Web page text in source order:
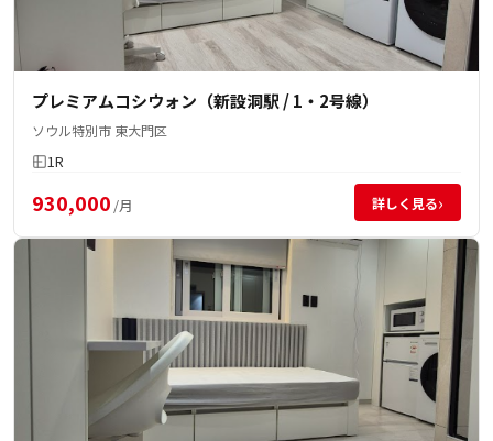
プレミアムコシウォン（新設洞駅 / 1・2号線）
ソウル特別市 東大門区
1R
930,000 /月 詳しく見る›